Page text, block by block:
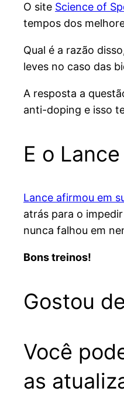
O site Science of
tempos dos
Qual é a razão
leves no caso das
A resposta a
anti-doping e isso
E o
Lance afirmou em
atrás para o
nunca falhou em
Bons treinos!
Gostou
Você
as